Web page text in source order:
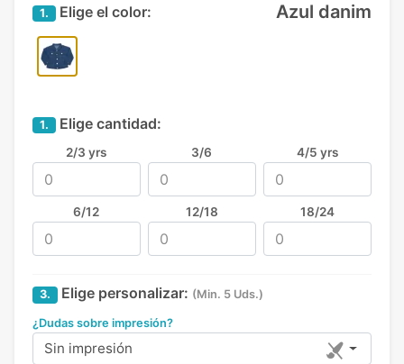
1. Elige el color: Azul danim
1. Elige cantidad:
2/3 yrs 3/6 4/5 yrs
6/12 12/18 18/24
3. Elige personalizar: (Min. 5 Uds.)
¿Dudas sobre impresión?
Sin impresión